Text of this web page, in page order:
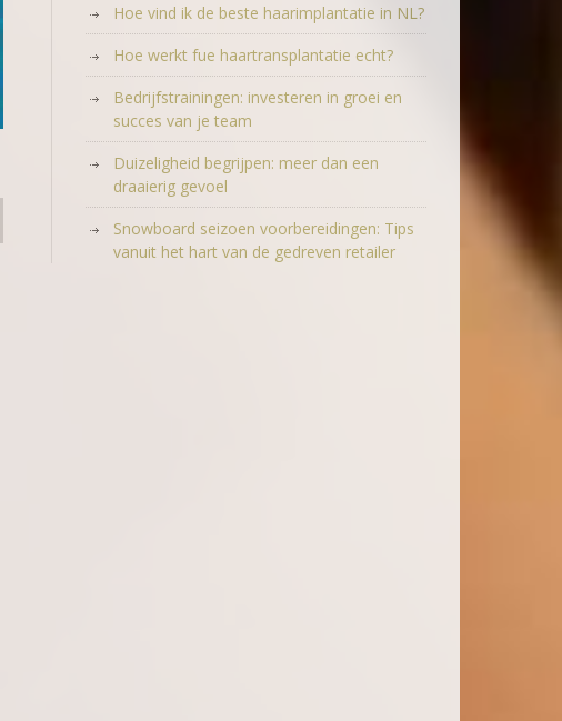
Hoe vind ik de beste haarimplantatie in NL?
Hoe werkt fue haartransplantatie echt?
Bedrijfstrainingen: investeren in groei en
succes van je team
Duizeligheid begrijpen: meer dan een
draaierig gevoel
Snowboard seizoen voorbereidingen: Tips
vanuit het hart van de gedreven retailer